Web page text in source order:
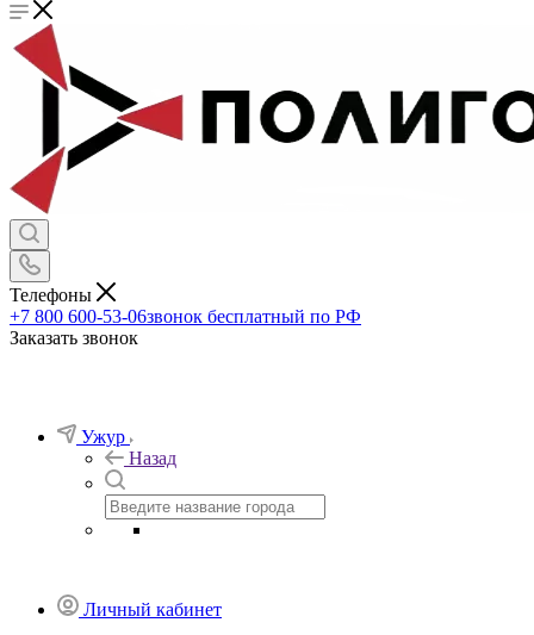
Телефоны
+7 800 600-53-06звонок бесплатный по РФ
Заказать звонок
Ужур
Назад
Личный кабинет